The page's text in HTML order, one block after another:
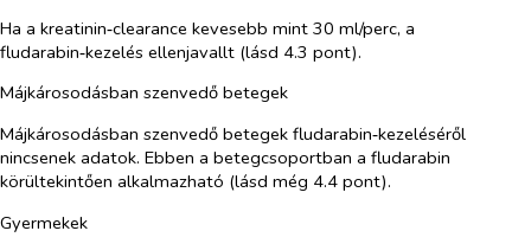
Ha a kreatinin‑clearance kevesebb mint 30 ml/perc, a
fludarabin‑kezelés ellenjavallt (lásd 4.3 pont).
Májkárosodásban szenvedő betegek
Májkárosodásban szenvedő betegek fludarabin‑kezeléséről
nincsenek adatok. Ebben a betegcsoportban a fludarabin
körültekintően alkalmazható (lásd még 4.4 pont).
Gyermekek